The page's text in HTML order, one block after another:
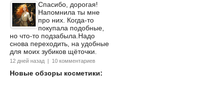
Спасибо, дорогая!
Напомнила ты мне
про них. Когда-то
покупала подобные,
но что-то подзабыла.Надо
снова переходить, на удобные
для моих зубиков щёточки.
12 дней назад | 10 комментариев
Новые обзоры косметики: